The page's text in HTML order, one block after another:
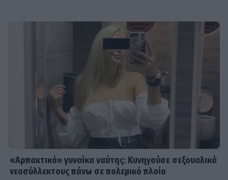
«Αρπακτικό» γυναίκα ναύτης: Κυνηγούσε σεξουαλικά
νεοσύλλεκτους πάνω σε πολεμικό πλοίο